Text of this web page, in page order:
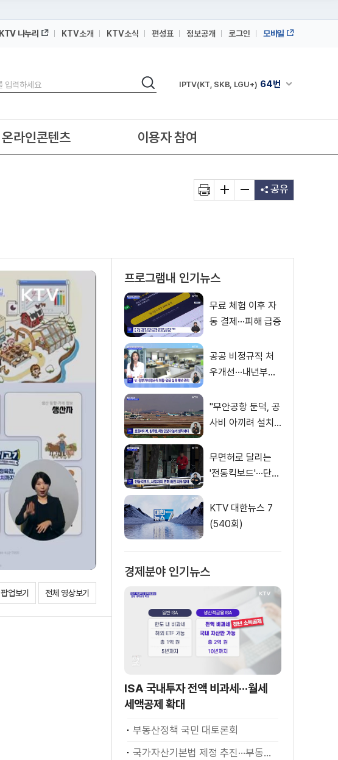
KTV 나누리 KTV소개 KTV소식 편성표 정보공개 로그인 모바일
검색 채널안내 펼쳐
IPTV(KT, SKB, LGU+) 64번
IPTV(KT, SKB, LGU+)
온라인콘텐츠 이용자 참여
공유
팝업보기 전체 영상보기
프로그램내 인기뉴스
무료 체험 이후 자
동 결제···피해 급증
공공 비정규직 처
우개선···내년부터
스의 맥]
"무안공항 둔덕, 공
사비 아끼려 설치···
무면허로 달리는
'전동킥보드'···단속
KTV 대한뉴스 7
(540회)
경제분야 인기뉴스
ISA 국내투자 전액 비과세···월세
세액공제 확대
부동산정책 국민 대토론회
국가자산기본법 제정 추진···부동산·주식 등 통합 관리